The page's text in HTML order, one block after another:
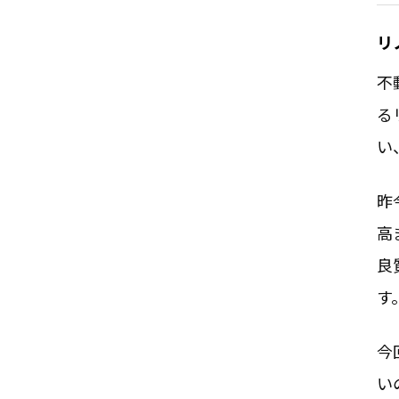
不
る
い
昨
高
す
今
い